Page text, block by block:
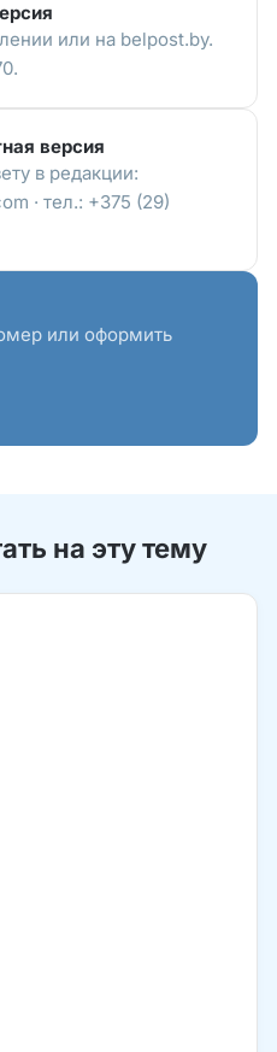
или на belpost.by.
версия
в редакции:
· тел.: +375 (29)
или оформить
на эту тему